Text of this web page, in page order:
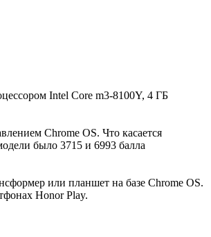
Intel Core m3-8100Y, 4 ГБ
Chrome OS. Что касается
было 3715 и 6993 балла
или планшет на базе Chrome OS.
Honor Play.